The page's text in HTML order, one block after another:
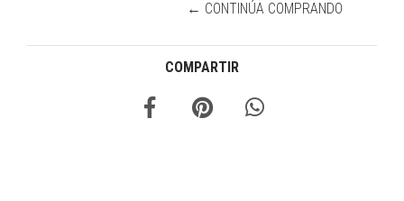
← CONTINÚA COMPRANDO
COMPARTIR